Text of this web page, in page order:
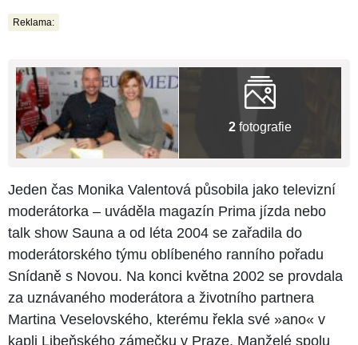
Reklama:
2 fotografie
Jeden čas Monika Valentová působila jako televizní
moderátorka – uváděla magazín Prima jízda nebo
talk show Sauna a od léta 2004 se zařadila do
moderátorského týmu oblíbeného ranního pořadu
Snídaně s Novou. Na konci května 2002 se provdala
za uznávaného moderátora a životního partnera
Martina Veselovského, kterému řekla své »ano« v
kapli Libeňského zámečku v Praze. Manželé spolu